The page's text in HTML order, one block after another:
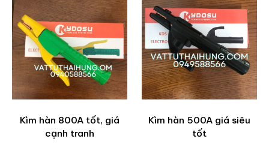
Kìm hàn 800A tốt, giá
cạnh tranh
Kìm hàn 500A giá siêu
tốt